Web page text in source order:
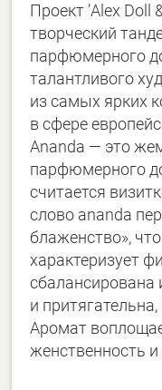
Проект ’Alex
творческий
парфюмерного
талантливого
из самых ярких
в сфере
Ananda — это
парфюмерного
считается
слово ananda
блаженство»,
характеризует
сбалансирована
и
Аромат
женственность и